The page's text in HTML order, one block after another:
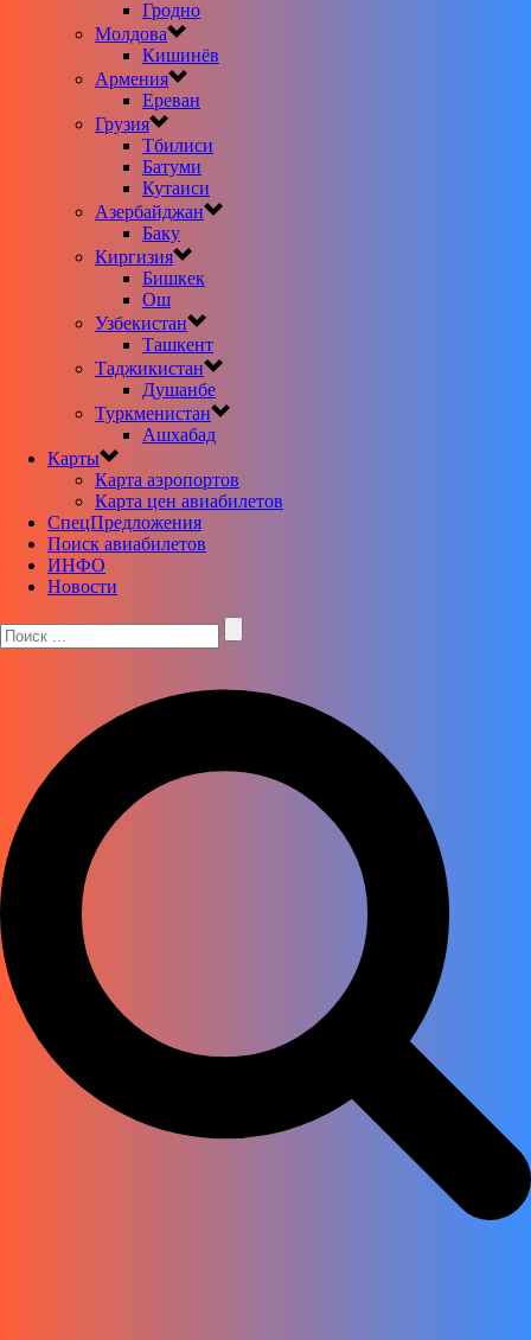
Гродно
Молдова
Кишинёв
Армения
Ереван
Грузия
Тбилиси
Батуми
Кутаиси
Азербайджан
Баку
Киргизия
Бишкек
Ош
Узбекистан
Ташкент
Таджикистан
Душанбе
Туркменистан
Ашхабад
Карты
Карта аэропортов
Карта цен авиабилетов
CпецПредложения
Поиск авиабилетов
ИНФО
Новости